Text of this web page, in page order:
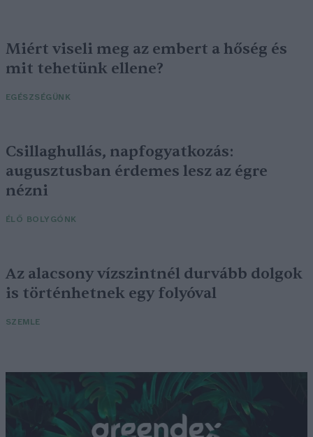
Miért viseli meg az embert a hőség és
mit tehetünk ellene?
EGÉSZSÉGÜNK
Csillaghullás, napfogyatkozás:
augusztusban érdemes lesz az égre
nézni
ÉLŐ BOLYGÓNK
Az alacsony vízszintnél durvább dolgok
is történhetnek egy folyóval
SZEMLE